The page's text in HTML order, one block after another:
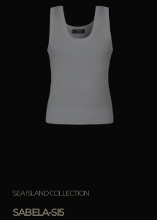
SEA ISLAND COLLECTION
SABELA-SI5